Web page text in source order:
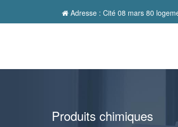
Adresse : Cité 08 mars 80
Produits chimiques